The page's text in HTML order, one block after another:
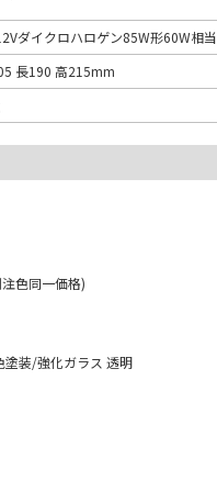
ダイクロハロゲン85W形60W相当
長190 高215mm
色同一価格)
塗装/強化ガラス 透明